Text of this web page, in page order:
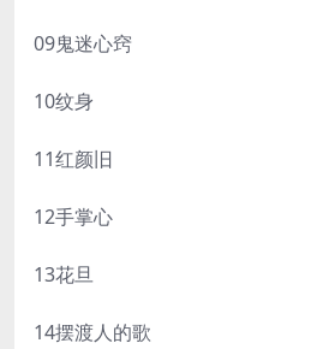
09鬼迷心窍
10纹身
11红颜旧
12手掌心
13花旦
14摆渡人的歌